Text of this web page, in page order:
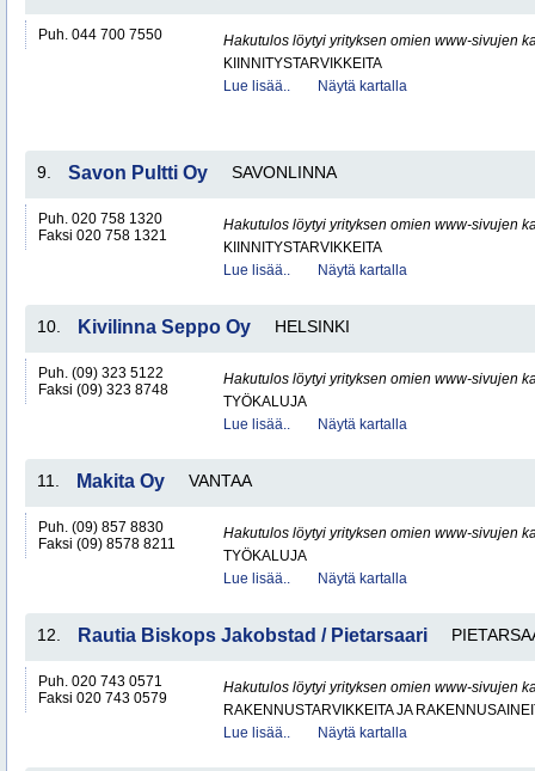
Puh. 044 700 7550
Hakutulos löytyi yrityksen omien www-sivujen
KIINNITYSTARVIKKEITA
Lue lisää..
Näytä kartalla
9. Savon Pultti Oy SAVONLINNA
Puh. 020 758 1320
Faksi 020 758 1321
Hakutulos löytyi yrityksen omien www-sivujen
KIINNITYSTARVIKKEITA
Lue lisää..
Näytä kartalla
10. Kivilinna Seppo Oy HELSINKI
Puh. (09) 323 5122
Faksi (09) 323 8748
Hakutulos löytyi yrityksen omien www-sivujen
TYÖKALUJA
Lue lisää..
Näytä kartalla
11. Makita Oy VANTAA
Puh. (09) 857 8830
Faksi (09) 8578 8211
Hakutulos löytyi yrityksen omien www-sivujen
TYÖKALUJA
Lue lisää..
Näytä kartalla
12. Rautia Biskops Jakobstad / Pietarsaari
Puh. 020 743 0571
Faksi 020 743 0579
Hakutulos löytyi yrityksen omien www-sivujen
RAKENNUSTARVIKKEITA JA
Lue lisää..
Näytä kartalla